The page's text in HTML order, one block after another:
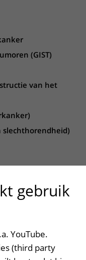
(GIST)
van het
slechthorendheid)
(G6PD)
gebruik
YouTube.
(third party